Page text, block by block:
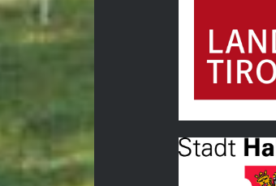
Land Tirol